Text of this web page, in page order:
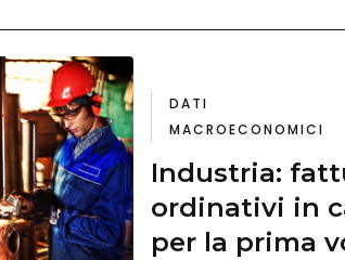
DATI
MACROECONOMICI
Industria:
ordinativi in
per la prima